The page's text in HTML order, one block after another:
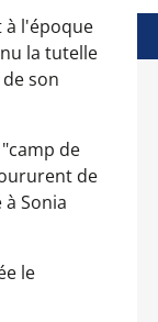
à l'époque
la tutelle
son
de
de
Sonia
le